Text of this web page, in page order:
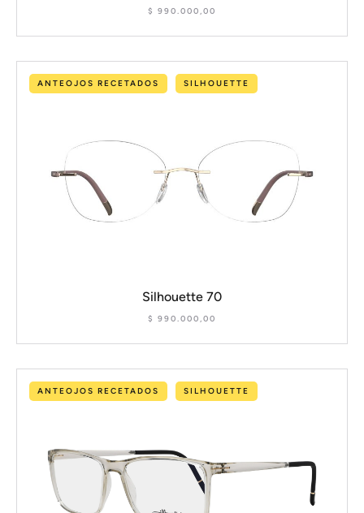
$ 990.000,00
ANTEOJOS RECETADOS SILHOUETTE
Silhouette 70
$ 990.000,00
ANTEOJOS RECETADOS SILHOUETTE